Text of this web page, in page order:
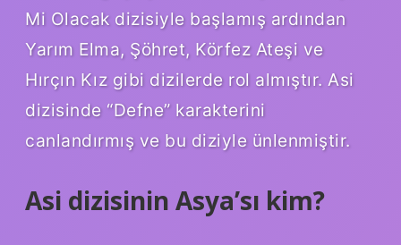
Mi Olacak dizisiyle başlamış ardından
Yarım Elma, Şöhret, Körfez Ateşi ve
Hırçın Kız gibi dizilerde rol almıştır. Asi
dizisinde “Defne” karakterini
canlandırmış ve bu diziyle ünlenmiştir.
Asi dizisinin Asya’sı kim?